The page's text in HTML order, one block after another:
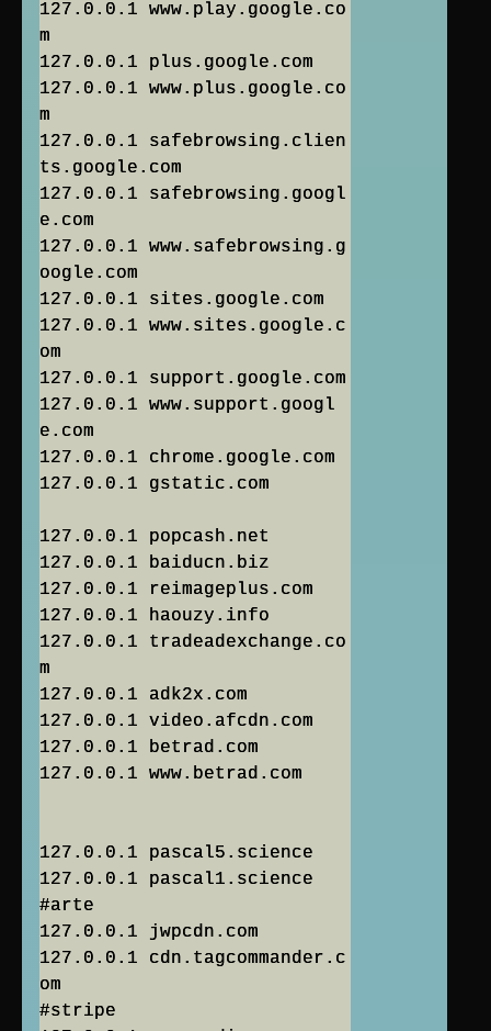
127.0.0.1 www.play.google.co
m
127.0.0.1 plus.google.com
127.0.0.1 www.plus.google.co
m
127.0.0.1 safebrowsing.clien
ts.google.com
127.0.0.1 safebrowsing.googl
e.com
127.0.0.1 www.safebrowsing.g
oogle.com
127.0.0.1 sites.google.com
127.0.0.1 www.sites.google.c
om
127.0.0.1 support.google.com
127.0.0.1 www.support.googl
e.com
127.0.0.1 chrome.google.com
127.0.0.1 gstatic.com
127.0.0.1 popcash.net
127.0.0.1 baiducn.biz
127.0.0.1 reimageplus.com
127.0.0.1 haouzy.info
127.0.0.1 tradeadexchange.co
m
127.0.0.1 adk2x.com
127.0.0.1 video.afcdn.com
127.0.0.1 betrad.com
127.0.0.1 www.betrad.com
127.0.0.1 pascal5.science
127.0.0.1 pascal1.science
#arte
127.0.0.1 jwpcdn.com
127.0.0.1 cdn.tagcommander.c
om
#stripe